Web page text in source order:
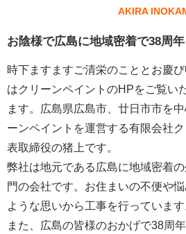
AKIRA
お陰様で広島に地域密着で38周
時下ますますご清栄のこととお慶
はクリーンペイントのHPをご覧い
ます。広島県広島市、廿日市市を
ーンペイントを運営する有限会社
表取締役の猪上です。
弊社は地元である広島に地域密着
門の会社です。お住まいの不便や
ような思いから工事を行っています
また、広島の皆様のおかげで38周